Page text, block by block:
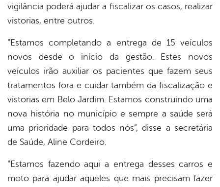
vigilância poderá ajudar a fiscalizar os casos, realizar
vistorias, entre outros.
“Estamos completando a entrega de 15 veículos
novos desde o início da gestão. Estes novos
veículos irão auxiliar os pacientes que fazem seus
tratamentos fora e cuidar também da fiscalização e
vistorias em Belo Jardim. Estamos construindo uma
nova história no município e sempre a saúde será
uma prioridade para todos nós”, disse a secretária
de Saúde, Aline Cordeiro.
“Estamos fazendo aqui a entrega desses carros e
moto para ajudar aqueles que mais precisam fazer